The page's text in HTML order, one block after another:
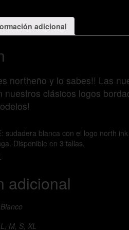
adicional
northeño y lo sabes!! Las
nuestros clásicos logos
sudadera blanca con el logo north
Disponible en 3 tallas.
adicional
Blanco
L, M, S, XL